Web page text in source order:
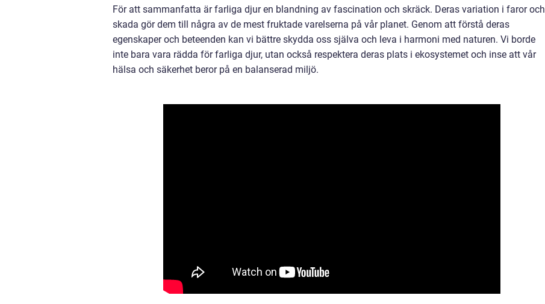
För att sammanfatta är farliga djur en blandning av fascination och skräck. Deras variation i faror och
skada gör dem till några av de mest fruktade varelserna på vår planet. Genom att förstå deras
egenskaper och beteenden kan vi bättre skydda oss själva och leva i harmoni med naturen. Vi borde
inte bara vara rädda för farliga djur, utan också respektera deras plats i ekosystemet och inse att vår
hälsa och säkerhet beror på en balanserad miljö.